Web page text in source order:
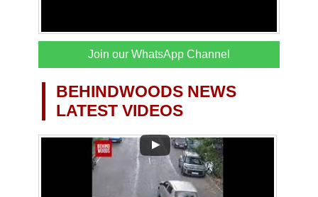
Join our WhatsApp Channel
BEHINDWOODS NEWS
LATEST VIDEOS